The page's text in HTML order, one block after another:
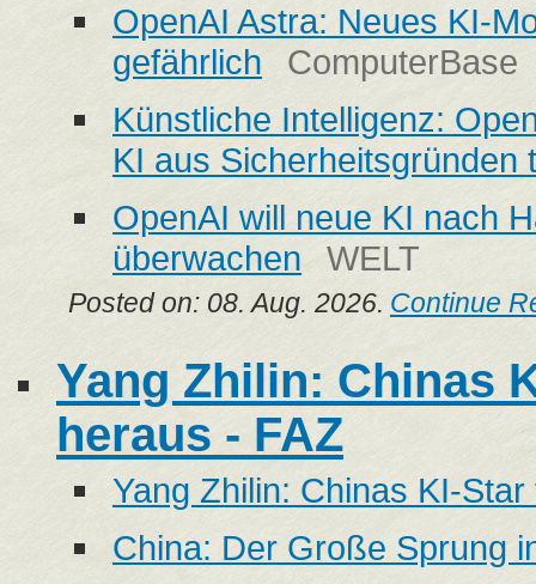
OpenAI Astra: Neues KI-
gefährlich
ComputerBase
Künstliche Intelligenz:
KI aus Sicherheitsgründen
OpenAI will neue KI nach
überwachen
WELT
Posted on: 08. Aug. 2026. Continue
Yang Zhilin: Chinas
heraus - FAZ
Yang Zhilin: Chinas KI-
China: Der Große Sprung